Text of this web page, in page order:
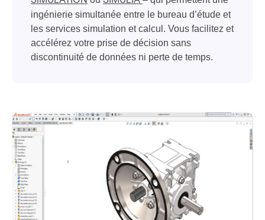
ingénierie simultanée entre le bureau d’étude et
les services simulation et calcul. Vous facilitez et
accélérez votre prise de décision sans
discontinuité de données ni perte de temps.